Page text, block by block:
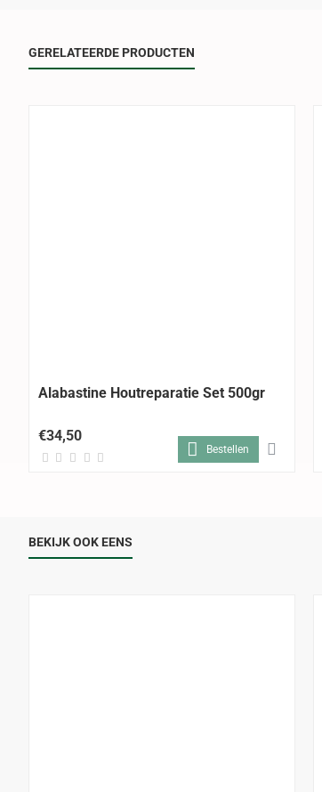
GERELATEERDE PRODUCTEN
Alabastine Houtreparatie Set 500gr
€34,50
Bestellen
BEKIJK OOK EENS